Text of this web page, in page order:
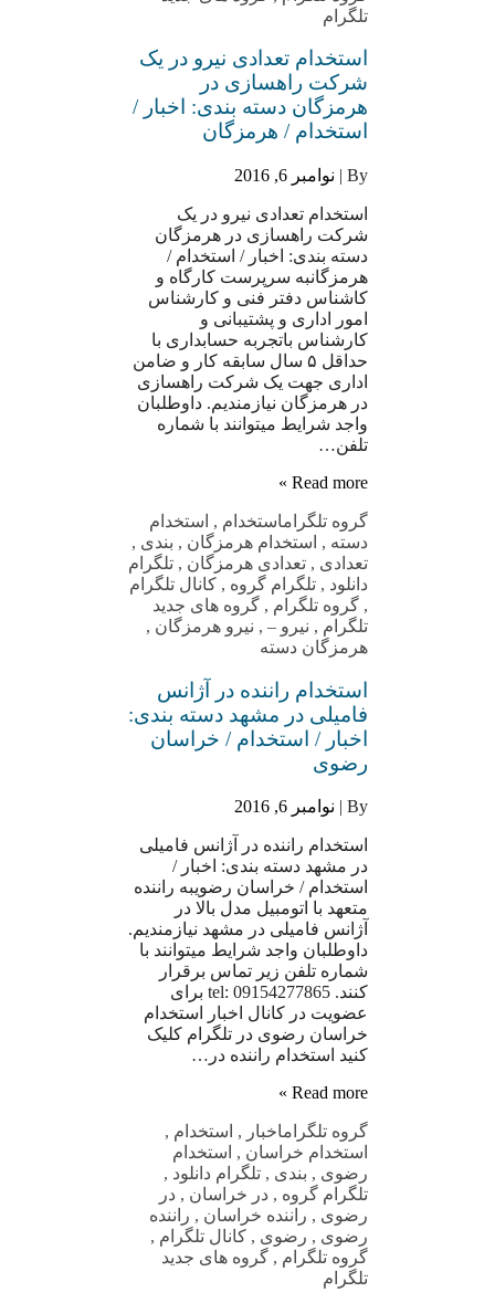
تلگرام
استخدام تعدادی نیرو در یک
شرکت راهسازی در
هرمزگان دسته بندی: اخبار /
استخدام / هرمزگان
By | نوامبر 6, 2016
استخدام تعدادی نیرو در یک
شرکت راهسازی در هرمزگان
دسته بندی: اخبار / استخدام /
هرمزگانبه سرپرست کارگاه و
کاشناس دفتر فنی و کارشناس
امور اداری و پشتیبانی و
کارشناس باتجربه حسابداری با
حداقل ۵ سال سابقه کار و ضامن
اداری جهت یک شرکت راهسازی
در هرمزگان نیازمندیم. داوطلبان
واجد شرایط میتوانند با شماره
تلفن…
Read more »
گروه تلگراماستخدام , استخدام
دسته , استخدام هرمزگان , بندی ,
تعدادی , تعدادی هرمزگان , تلگرام
دانلود , تلگرام گروه , کانال تلگرام
, گروه تلگرام , گروه های جدید
تلگرام , نیرو –, نیرو هرمزگان ,
هرمزگان دسته
استخدام راننده در آژانس
فامیلی در مشهد دسته بندی:
اخبار / استخدام / خراسان
رضوی
By | نوامبر 6, 2016
استخدام راننده در آژانس فامیلی
در مشهد دسته بندی: اخبار /
استخدام / خراسان رضویبه راننده
متعهد با اتومبیل مدل بالا در
آژانس فامیلی در مشهد نیازمندیم.
داوطلبان واجد شرایط میتوانند با
شماره تلفن زیر تماس برقرار
کنند. tel: 09154277865 برای
عضویت در کانال اخبار استخدام
خراسان رضوی در تلگرام کلیک
کنید استخدام راننده در…
Read more »
گروه تلگراماخبار , استخدام ,
استخدام خراسان , استخدام
رضوی , بندی , تلگرام دانلود ,
تلگرام گروه , در خراسان , در
رضوی , راننده خراسان , راننده
رضوی , رضوی , کانال تلگرام ,
گروه تلگرام , گروه های جدید
تلگرام